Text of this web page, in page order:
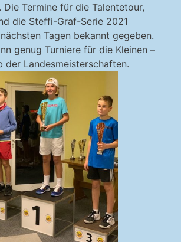
Termine für die Talentetour,
die Steffi-Graf-Serie 2021
Tagen bekannt gegeben.
genug Turniere für die Kleinen –
der Landesmeisterschaften.